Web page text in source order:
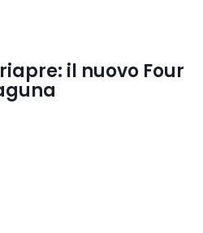
il nuovo Four